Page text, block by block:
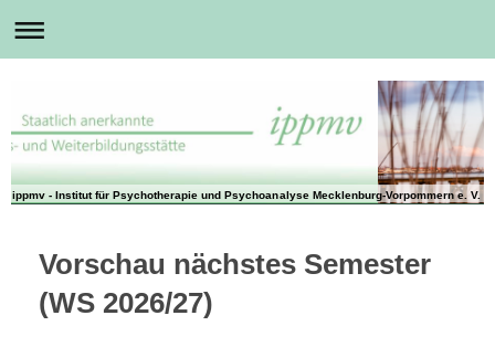
ippmv - Institut für Psychotherapie und Psychoanalyse Mecklenburg-Vorpommern e. V.
Vorschau nächstes Semester
(WS 2026/27)